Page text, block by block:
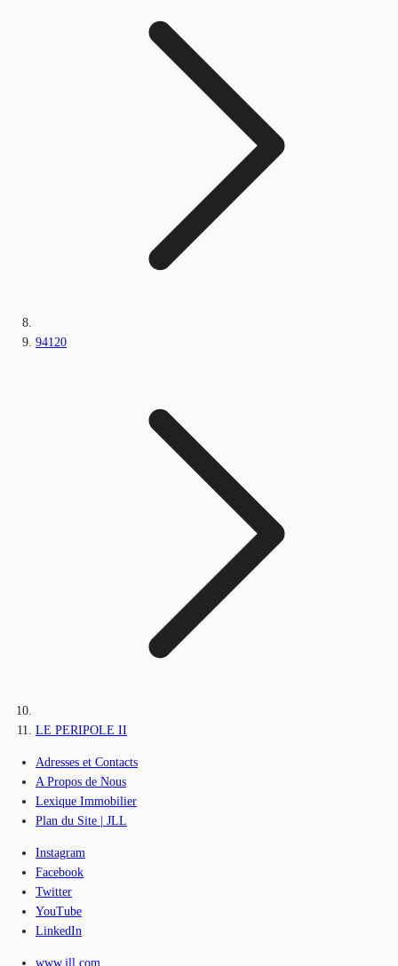
94120
LE PERIPOLE II
Adresses et Contacts
A Propos de Nous
Lexique Immobilier
Plan du Site | JLL
Instagram
Facebook
Twitter
YouTube
LinkedIn
www.jll.com